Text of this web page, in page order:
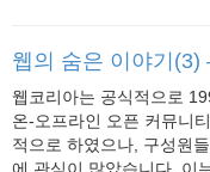
웹의 숨은 이야기(3)
웹코리아는 공식적으로
온-오프라인 오픈 커뮤니
적으로 하였으나, 구성원
에 관심이 많았습니다. 이